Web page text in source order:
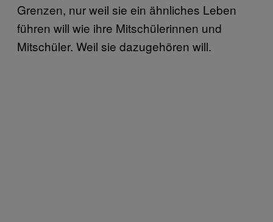
Grenzen, nur weil sie ein ähnliches Leben
führen will wie ihre Mitschülerinnen und
Mitschüler. Weil sie dazugehören will.